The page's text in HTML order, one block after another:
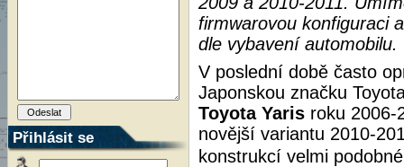
Přihlásit se
firmwarovou konfiguraci
dle vybavení automobilu.
V poslední době často
Japonskou značku
Toyota Yaris roku
novější variantu 2010-
konstrukcí velmi